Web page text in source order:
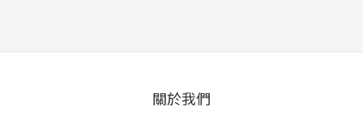
關於我們